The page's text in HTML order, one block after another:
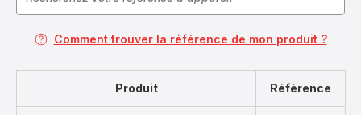
Comment trouver la référence de mon produit ?
Produit Référence